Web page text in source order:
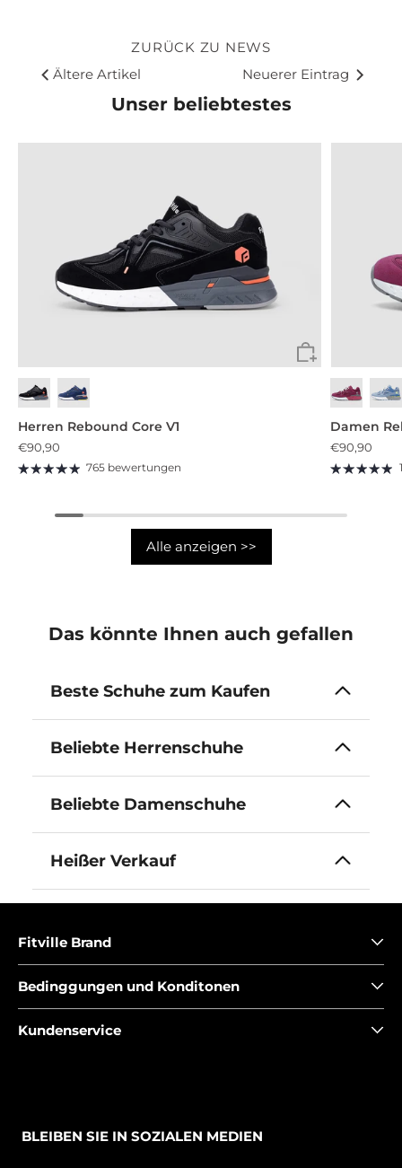
ZURÜCK ZU NEWS
Ältere Artikel
Neuerer Eintrag
Unser beliebtestes
Herren Rebound Core V1
€90,90
765 bewertungen
Damen
€90,90
Tiefschwarz
Alle anzeigen >>
Das könnte Ihnen auch gefallen
Beste Schuhe zum Kaufen
Beliebte Herrenschuhe
Beliebte Damenschuhe
Heißer Verkauf
Fitville Brand
Bedinggungen und Konditonen
Kundenservice
BLEIBEN SIE IN SOZIALEN MEDIEN